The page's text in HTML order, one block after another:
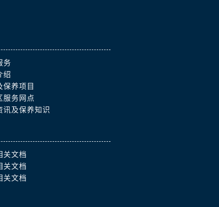
务
绍
保养项目
服务网点
讯及保养知识
关文档
关文档
关文档